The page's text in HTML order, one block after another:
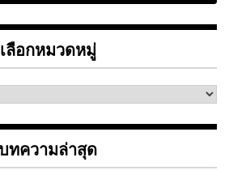
เลือกหมวดหมู่
ทความล่าสุด